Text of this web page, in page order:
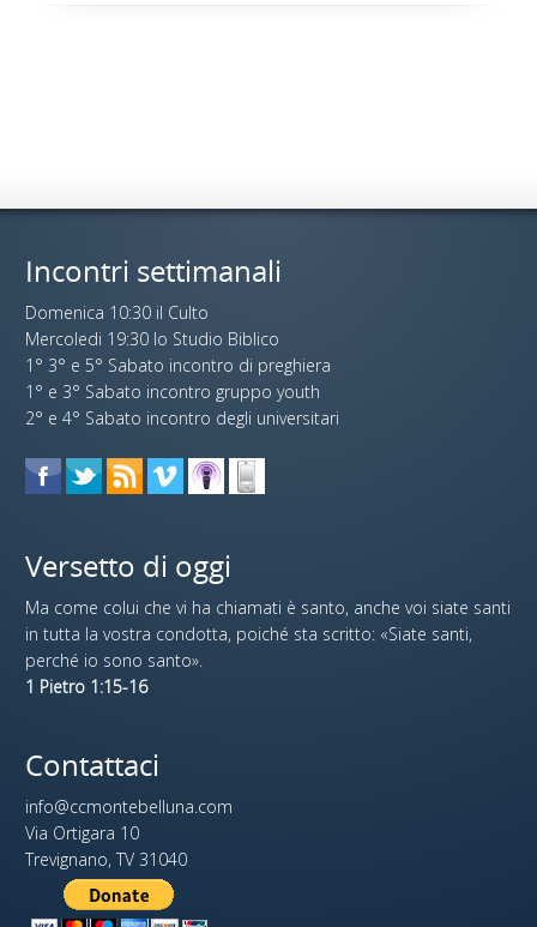
Incontri settimanali
Domenica 10:30 il Culto
Mercoledi 19:30 lo Studio Biblico
1° 3° e 5° Sabato incontro di preghiera
1° e 3° Sabato incontro gruppo youth
2° e 4° Sabato incontro degli universitari
Versetto di oggi
Ma come colui che vi ha chiamati è santo, anche voi siate santi
in tutta la vostra condotta, poiché sta scritto: «Siate santi,
perché io sono santo».
1 Pietro 1:15-16
Contattaci
info@ccmontebelluna.com
Via Ortigara 10
Trevignano, TV 31040